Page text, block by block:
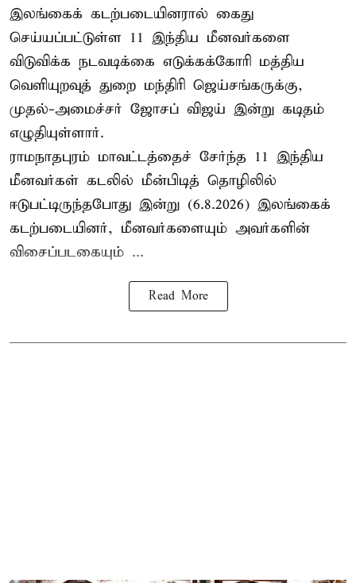
இலங்கைக் கடற்படையினரால் கைது
செய்யப்பட்டுள்ள 11 இந்திய மீனவர்களை
விடுவிக்க நடவடிக்கை எடுக்கக்கோரி மத்திய
வெளியுறவுத் துறை மந்திரி ஜெய்சங்கருக்கு,
முதல்-அமைச்சர் ஜோசப் விஜய் இன்று கடிதம்
எழுதியுள்ளார்.
ராமநாதபுரம் மாவட்டத்தைச் சேர்ந்த 11 இந்திய
மீனவர்கள் கடலில் மீன்பிடித் தொழிலில்
ஈடுபட்டிருந்தபோது இன்று (6.8.2026) இலங்கைக்
கடற்படையினர், மீனவர்களையும் அவர்களின்
விசைப்படகையும் ...
Read More